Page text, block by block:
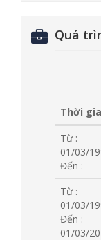
Quá
Thời
Từ :
01/03/
Đến :
Từ :
01/03/
Đến :
01/03/